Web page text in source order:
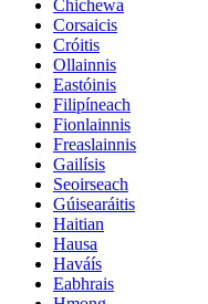
Chichewa
Corsaicis
Cróitis
Ollainnis
Eastóinis
Filipíneach
Fionlainnis
Freaslainnis
Gailísis
Seoirseach
Gúisearáitis
Haitian
Hausa
Haváís
Eabhrais